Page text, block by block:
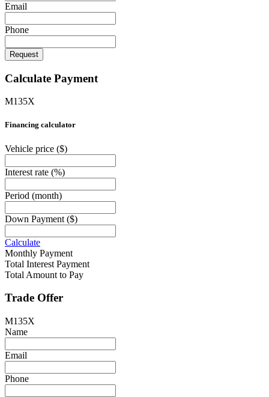
Email
Phone
Request
Calculate Payment
M135X
Financing calculator
Vehicle price ($)
Interest rate (%)
Period (month)
Down Payment ($)
Calculate
Monthly Payment
Total Interest Payment
Total Amount to Pay
Trade Offer
M135X
Name
Email
Phone